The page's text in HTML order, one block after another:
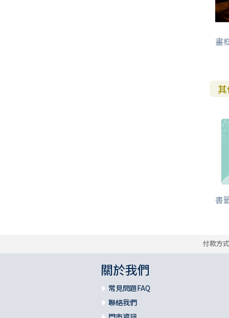
畫
書
付款方
關於我們
常見問題FAQ
聯絡我們